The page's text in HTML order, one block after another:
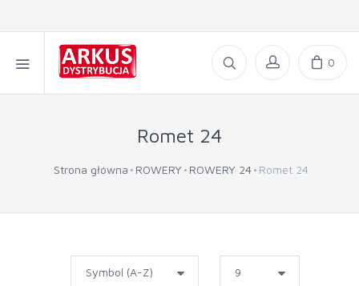
0
Romet 24
Strona główna ROWERY ROWERY 24 Romet 24